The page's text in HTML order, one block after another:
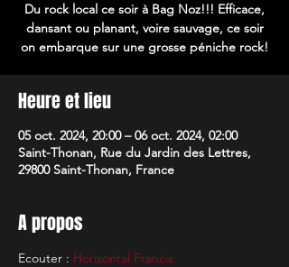
Du rock local ce soir à Bag Noz!!! Efficace,
dansant ou planant, voire sauvage, ce soir
on embarque sur une grosse péniche rock!
Heure et lieu
05 oct. 2024, 20:00 – 06 oct. 2024, 02:00
Saint-Thonan, Rue du Jardin des Lettres,
29800 Saint-Thonan, France
A propos
Ecouter : Horizontal Francis